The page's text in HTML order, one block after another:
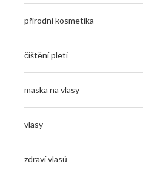
přírodní kosmetika
čištění pleti
maska na vlasy
vlasy
zdraví vlasů